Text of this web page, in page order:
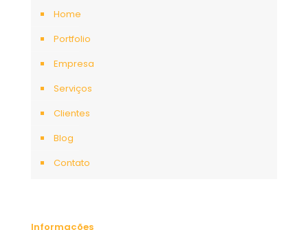
Home
Portfolio
Empresa
Serviços
Clientes
Blog
Contato
Informações